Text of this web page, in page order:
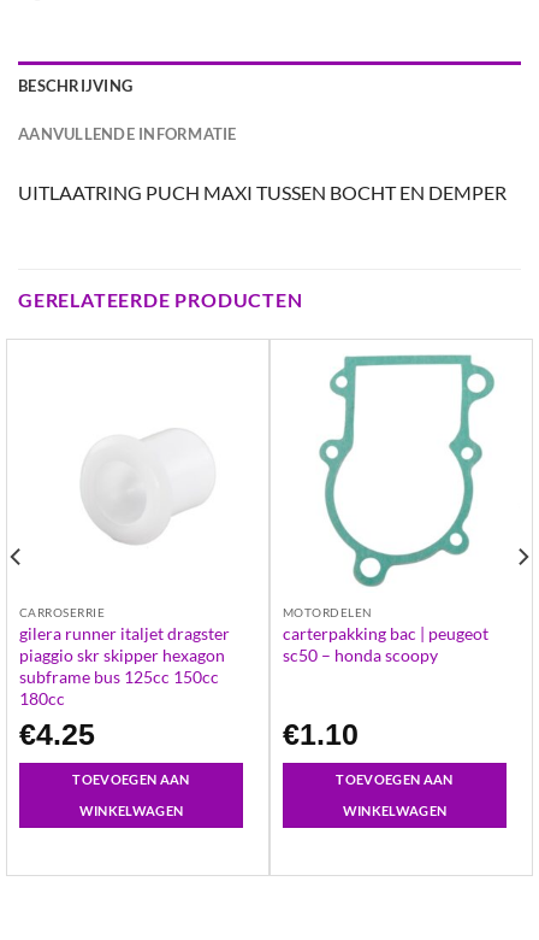
BESCHRIJVING
AANVULLENDE INFORMATIE
UITLAATRING PUCH MAXI TUSSEN BOCHT EN DEMPER
GERELATEERDE PRODUCTEN
CARROSERRIE
gilera runner italjet dragster
piaggio skr skipper hexagon
subframe bus 125cc 150cc
180cc
€4.25
TOEVOEGEN AAN
WINKELWAGEN
MOTORDELEN
carterpakking bac | peugeot
sc50 – honda scoopy
€1.10
TOEVOEGEN AAN
WINKELWAGEN